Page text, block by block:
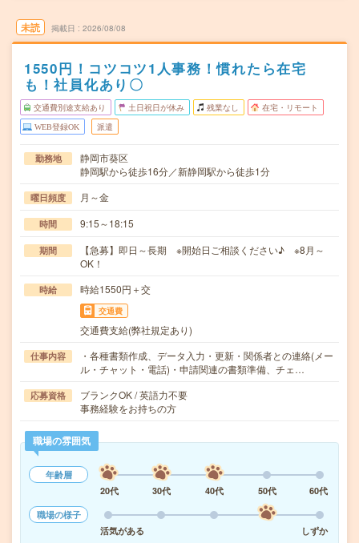
未読 掲載日 2026/08/08
1550円！コツコツ1人事務！慣れたら在宅
も！社員化あり〇
交通費別途支給あり 土日祝日が休み 残業なし 在宅・リモート
WEB登録OK 派遣
勤務地
静岡市葵区
静岡駅から徒歩16分／新静岡駅から徒歩1分
曜日頻度 月～金
時間 9:15～18:15
期間
【急募】即日～長期 ※開始日ご相談ください♪ ※8月～
OK！
時給 時給1550円＋交
交通費
交通費支給(弊社規定あり)
仕事内容
・各種書類作成、データ入力・更新・関係者との連絡(メー
ル・チャット・電話)・申請関連の書類準備、チェ…
応募資格
ブランクOK / 英語力不要
事務経験をお持ちの方
職場の雰囲気
年齢層
20代
30代 40代 50代
60代
職場の様子
活気がある
しずか